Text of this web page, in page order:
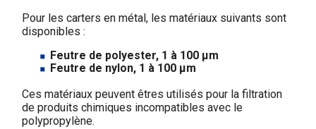
Pour les carters en métal, les matériaux suivants sont
disponibles :
Feutre de polyester, 1 à 100 µm
Feutre de nylon, 1 à 100 µm
Ces matériaux peuvent êtres utilisés pour la filtration
de produits chimiques incompatibles avec le
polypropylène.